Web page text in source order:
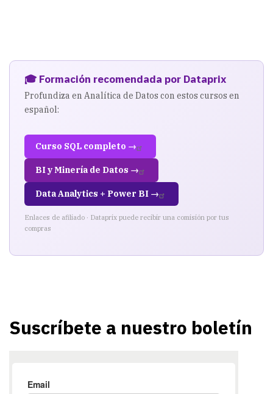
🎓 Formación recomendada por Dataprix
Profundiza en Analítica de Datos con estos cursos en
español:
Curso SQL completo →
BI y Minería de Datos →
Data Analytics + Power BI →
Enlaces de afiliado · Dataprix puede recibir una comisión por tus
compras
Suscríbete a nuestro boletín